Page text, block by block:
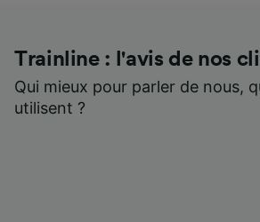
Trainline : l'avis de nos
Qui mieux pour parler de nous,
utilisent ?